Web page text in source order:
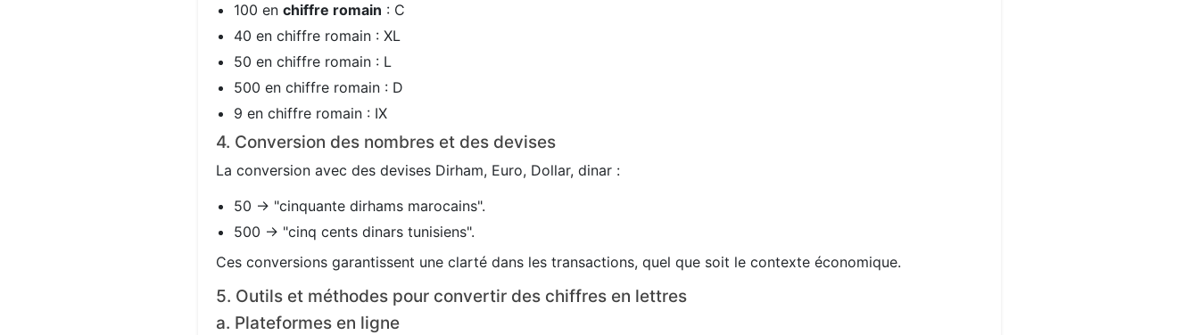
100 en chiffre romain : C
40 en chiffre romain : XL
50 en chiffre romain : L
500 en chiffre romain : D
9 en chiffre romain : IX
4. Conversion des nombres et des devises
La conversion avec des devises Dirham, Euro, Dollar, dinar :
50 → "cinquante dirhams marocains".
500 → "cinq cents dinars tunisiens".
Ces conversions garantissent une clarté dans les transactions, quel que soit le contexte économique.
5. Outils et méthodes pour convertir des chiffres en lettres
a. Plateformes en ligne